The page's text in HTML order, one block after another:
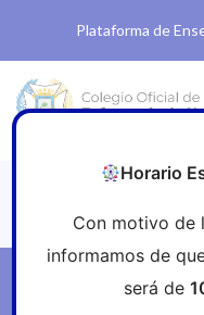
Plataforma de
Horario
Con motivo de
informamos de
será de